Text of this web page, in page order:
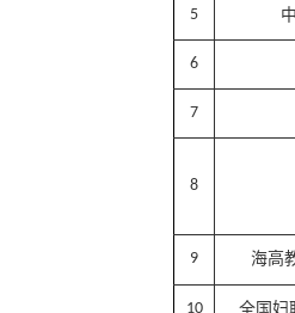
5
6
7
8
9 海高
10 全国妇